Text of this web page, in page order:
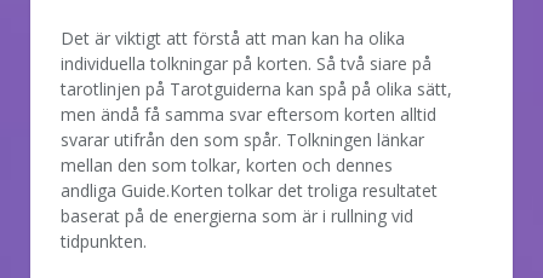
Det är viktigt att förstå att man kan ha olika
individuella tolkningar på korten. Så två siare på
tarotlinjen på Tarotguiderna kan spå på olika sätt,
men ändå få samma svar eftersom korten alltid
svarar utifrån den som spår. Tolkningen länkar
mellan den som tolkar, korten och dennes
andliga Guide.Korten tolkar det troliga resultatet
baserat på de energierna som är i rullning vid
tidpunkten.